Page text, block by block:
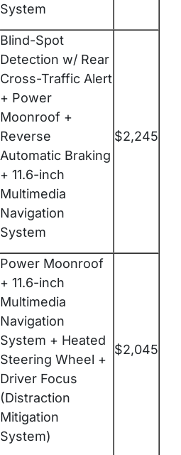
System
Blind-Spot
Detection w/ Rear
Cross-Traffic Alert
+ Power
Moonroof +
Reverse
Automatic Braking
+ 11.6-inch
Multimedia
Navigation
System
$2,245
Power Moonroof
+ 11.6-inch
Multimedia
Navigation
System + Heated
Steering Wheel +
Driver Focus
(Distraction
Mitigation
System)
$2,045